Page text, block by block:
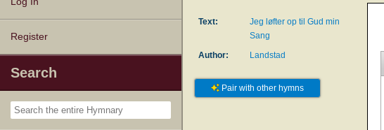
Register
Search
Text:
Jeg løfter op til Gud min
Sang
Author:
Landstad
Pair with other hymns